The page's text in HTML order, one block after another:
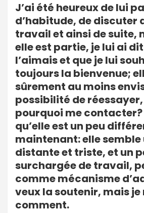
J’ai été heureux de lui
d’habitude, de discuter
travail et ainsi de suite,
elle est partie, je lui ai
l’aimais et que je lui
toujours la bienvenue;
sûrement au moins
possibilité de
pourquoi me contacter?
qu’elle est un peu
maintenant: elle semble
distante et triste, et un
surchargée de travail,
comme mécanisme
veux la soutenir, mais je
comment.